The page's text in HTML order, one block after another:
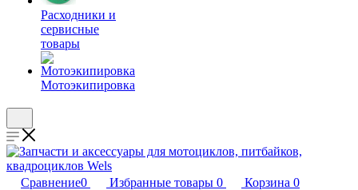
Расходники и
сервисные
товары
Мотоэкипировка
Сравнение0 Избранные товары 0 Корзина 0